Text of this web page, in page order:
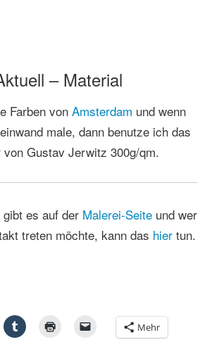
– Material
Farben von Amsterdam und wenn
male, dann benutze ich das
von Gustav Jerwitz 300g/qm.
es auf der Malerei-Seite und wer
treten möchte, kann das hiertun.
Mehr